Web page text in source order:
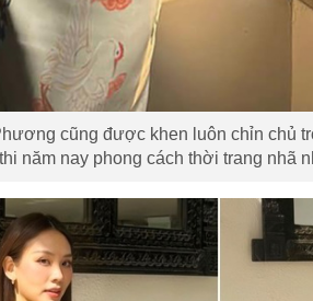
cũng được khen luôn chỉn chủ
năm nay phong cách thời trang nhã